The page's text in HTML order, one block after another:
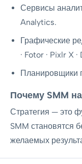
Сервисы
Analytics.
Графические
· Fotor · Pixlr X
Планировщики
Почему SMM
Стратегия — это
SMM становятся
желаемых